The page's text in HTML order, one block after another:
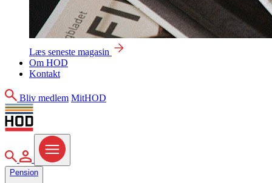
Læs seneste magasin
Om HOD
Kontakt
Søg
Bliv medlem MitHOD
MitHOD
Menu
Pension